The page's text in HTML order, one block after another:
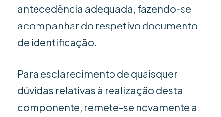
antecedência adequada, fazendo-se
acompanhar do respetivo documento
de identificação.
Para esclarecimento de quaisquer
dúvidas relativas à realização desta
componente, remete-se novamente a